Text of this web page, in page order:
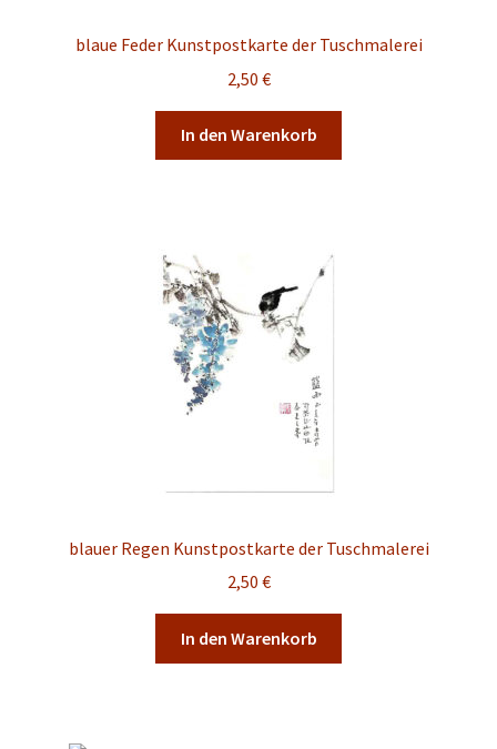
blaue Feder Kunstpostkarte der Tuschmalerei
2,50 €
In den Warenkorb
blauer Regen Kunstpostkarte der Tuschmalerei
2,50 €
In den Warenkorb